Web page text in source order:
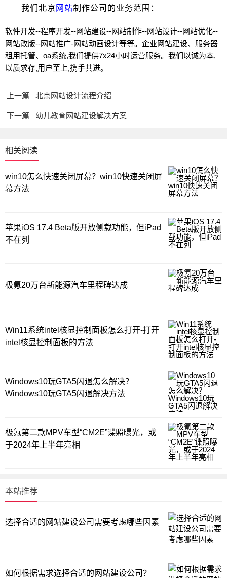
我们北京 网站制作公司的业务范围：
软件开发--程序开发--网站建设--网站制作--网站设计--网站优化--
网站改版--网站推广-网站动画设计等等。企业网站建设、 服务器
租用托管、oa系统,我们提供7x24小时运营服务。我们以诚为本,
以质求存,用户至上,携手共进。
上一篇 北京网站设计流程介绍
下一篇 幼儿教育网站建设解决方案
相关阅读
win10怎么快速关闭屏幕？win10快速关闭屏
幕方法
苹果iOS 17.4 Beta版开放侧载功能，但iPad
不在列
极氪20万台新能源汽车里程碑达成
Win11系统intel核显控制面板怎么打开-打开
intel核显控制面板的方法
Windows10玩GTA5闪退怎么解决？
Windows10玩GTA5闪退解决方法
极氪第二款MPV车型“CM2E”谍照曝光，或
于2024年上半年亮相
本站推荐
选择合适的网站建设公司需要考虑哪些因素
如何根据需求选择合适的网站建设公司？